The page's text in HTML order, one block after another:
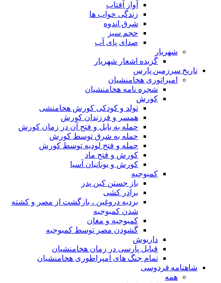
آواز آفتاب
زندگی خواب ها
شرق اندوه
حجم سبز
صدای پای آب
شهریار
گزیده اشعار شهریار
تاریخ سرزمین پارس
امپراتوری هخامنشیان
شجره نامه هخامنشیان
کورش
تولد و کودکی کورش هخامنشی
همسر و فرزندان کورش
حمله به بابل و فتح آن در زمان کورش
حمله به شرق توسط کورش
حمله و فتح لودیه توسط کورش
کورش و فتح ماد
کورش و یونانیان آسیا
کمبوجیه
باز جستن کین پدر
برادر کشی
بردیه دروغین ، بازگشت از مصر و کشته
شدن کمبوجیه
کمبوجیه و مغان
گشودن مصر توسط کمبوجیه
داریوش
قبایل پارسی در زمان هخامنشیان
تمام جنگ های امپراطوری هخامنشیان
شاهنامه فردوسی
همه